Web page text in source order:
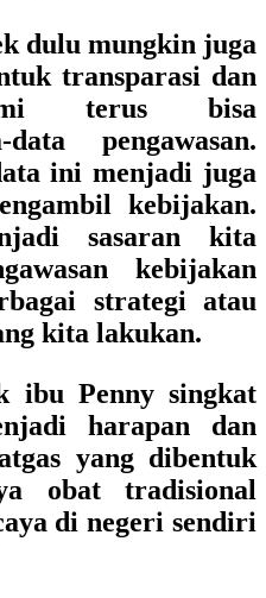
dulu mungkin juga
transparasi dan
terus bisa
pengawasan.
ini menjadi juga
kebijakan.
sasaran kita
kebijakan
strategi atau
kita lakukan.
ibu Penny singkat
harapan dan
yang dibentuk
obat tradisional
di negeri sendiri